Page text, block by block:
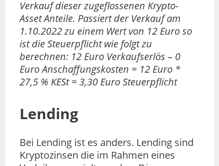
Verkauf dieser zugeflossenen Krypto-
Asset Anteile. Passiert der Verkauf am
1.10.2022 zu einem Wert von 12 Euro so
ist die Steuerpflicht wie folgt zu
berechnen: 12 Euro Verkaufserlös – 0
Euro Anschaffungskosten = 12 Euro *
27,5 % KESt = 3,30 Euro Steuerpflicht
Lending
Bei Lending ist es anders. Lending sind
Kryptozinsen die im Rahmen eines